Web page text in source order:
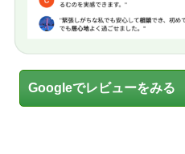
Googleでレビューをみる